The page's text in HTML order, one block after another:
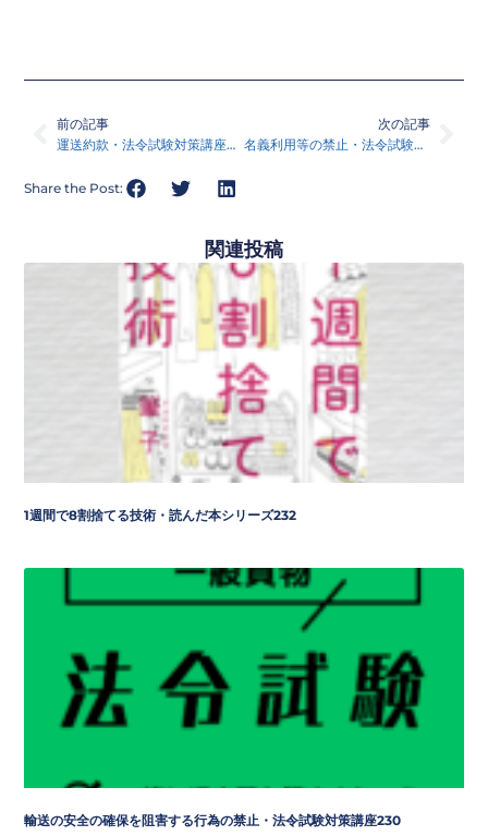
前の記事
運送約款・法令試験対策講座２０４
次の記事
名義利用等の禁止・法令試験対策講座２０５
Share the Post:
関連投稿
1週間で8割捨てる技術・読んだ本シリーズ232
輸送の安全の確保を阻害する行為の禁止・法令試験対策講座230